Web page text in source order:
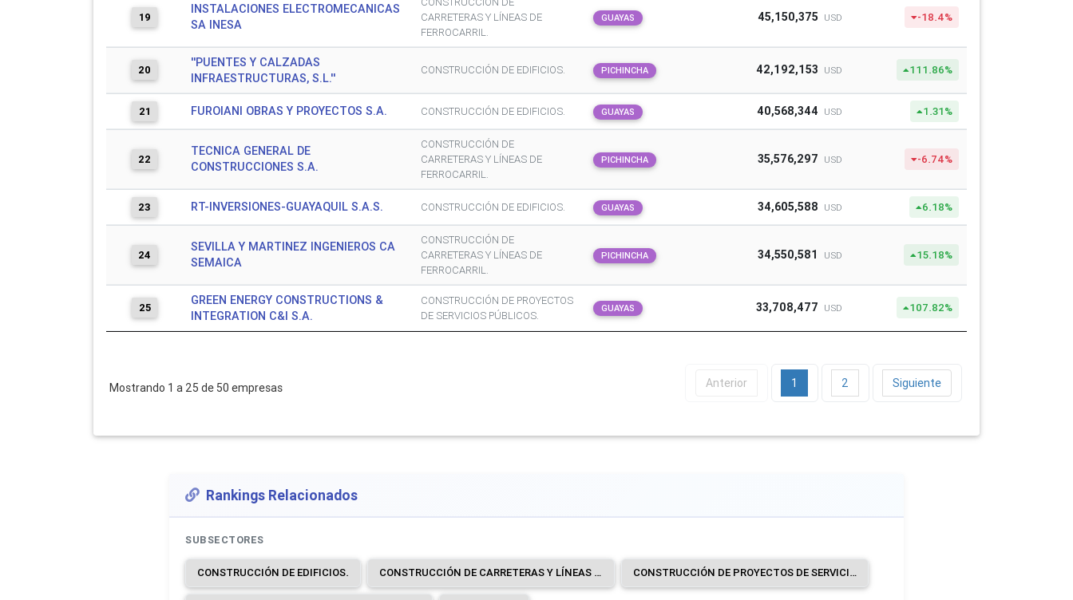
19
INSTALACIONES ELECTROMECANICAS
SA INESA
CARRETERAS Y LÍNEAS DE
FERROCARRIL.
GUAYAS 45,150,375 USD -18.4%
20
''PUENTES Y CALZADAS
INFRAESTRUCTURAS, S.L.''
CONSTRUCCIÓN DE EDIFICIOS. PICHINCHA 42,192,153 USD 111.86%
21 FUROIANI OBRAS Y PROYECTOS S.A. CONSTRUCCIÓN DE EDIFICIOS. GUAYAS 40,568,344 USD 1.31%
22
TECNICA GENERAL DE
CONSTRUCCIONES S.A.
CONSTRUCCIÓN DE
CARRETERAS Y LÍNEAS DE
FERROCARRIL.
PICHINCHA 35,576,297 USD -6.74%
23 RT-INVERSIONES-GUAYAQUIL S.A.S. CONSTRUCCIÓN DE EDIFICIOS. GUAYAS 34,605,588 USD 6.18%
24
SEVILLA Y MARTINEZ INGENIEROS CA
SEMAICA
CONSTRUCCIÓN DE
CARRETERAS Y LÍNEAS DE
FERROCARRIL.
PICHINCHA 34,550,581 USD 15.18%
25
GREEN ENERGY CONSTRUCTIONS &
INTEGRATION C&I S.A.
CONSTRUCCIÓN DE PROYECTOS
DE SERVICIOS PÚBLICOS.
GUAYAS 33,708,477 USD 107.82%
Mostrando 1 a 25 de 50 empresas Anterior 1 2 Siguiente
Rankings Relacionados
SUBSECTORES
CONSTRUCCIÓN DE EDIFICIOS. CONSTRUCCIÓN DE CARRETERAS Y LÍNEAS DE FERROCARRIL. CONSTRUCCIÓN DE PROYECTOS DE SERVICIOS PÚBLICOS.